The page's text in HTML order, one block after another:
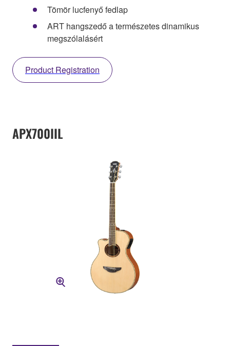
Tömör lucfenyő fedlap
ART hangszedő a természetes dinamikus
megszólalásért
Product Registration
APX700IIL